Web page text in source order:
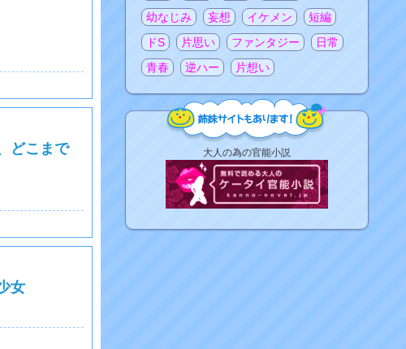
どこまで
女
幼なじみ
妄想 イケメン
短編
ドS
片思い ファンタジー
日常
青春
逆ハー 片想い
リ
大人の為の官能小説